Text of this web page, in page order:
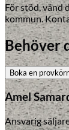
För stöd, vänd
kommun.
Behöver
Boka en
Amel
Ansvarig